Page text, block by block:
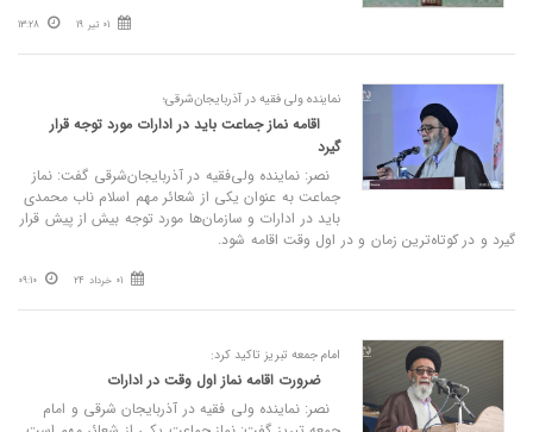
01 تیر 19 13:28
نماینده ولی فقیه در آذربایجان‌شرقی؛
اقامه نماز جماعت باید در ادارات مورد توجه قرار
گیرد
نصر: نماینده ولی‌فقیه در آذربایجان‌شرقی گفت: نماز
جماعت به عنوان یکی از شعائر مهم اسلام ناب محمدی
باید در ادارات و سازمان‌ها مورد توجه بیش از پیش قرار
گیرد و در کوتاه‌ترین زمان و در اول وقت اقامه شود.
01 خرداد 24 09:10
امام جمعه تبریز تاکید کرد:
ضرورت اقامه نماز اول وقت در ادارات
نصر: نماینده ولی فقیه در آذربایجان شرقی و امام